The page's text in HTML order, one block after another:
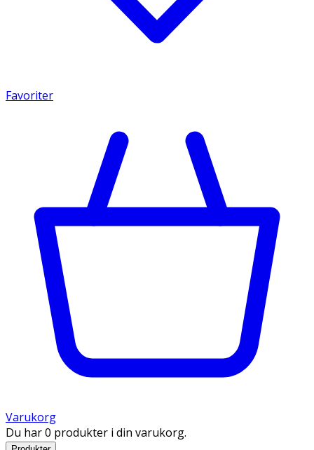
Favoriter
Varukorg
Du har 0 produkter i din varukorg.